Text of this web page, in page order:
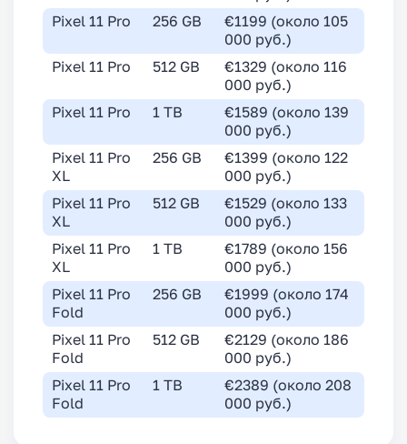
Pixel 11 Pro
256 GB
€1199 (около 105
000 руб.)
Pixel 11 Pro
512 GB
€1329 (около 116
000 руб.)
Pixel 11 Pro
1 TB
€1589 (около 139
000 руб.)
Pixel 11 Pro
XL
256 GB
€1399 (около 122
000 руб.)
Pixel 11 Pro
XL
512 GB
€1529 (около 133
000 руб.)
Pixel 11 Pro
XL
1 TB
€1789 (около 156
000 руб.)
Pixel 11 Pro
Fold
256 GB
€1999 (около 174
000 руб.)
Pixel 11 Pro
Fold
512 GB
€2129 (около 186
000 руб.)
Pixel 11 Pro
Fold
1 TB
€2389 (около 208
000 руб.)